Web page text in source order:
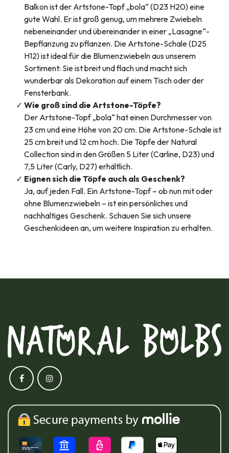
Balkon ist der Artstone-Topf „bola“ (D23 H20) eine
gute Wahl. Er ist groß genug, um mehrere Zwiebeln
nebeneinander und übereinander in einer „Lasagne“-
Bepflanzung zu pflanzen. Die Artstone-Schale (D25
H12) ist ideal für die Blumenzwiebeln aus unserem
Sortiment: Sie ist breit und flach und macht sich
wunderbar als Dekoration auf einem Tisch oder der
Fensterbank.
Wie groß sind die Artstone-Töpfe?
Der Artstone-Topf „bola“ hat einen Durchmesser von
23 cm und eine Höhe von 20 cm. Die Artstone-Schale ist
25 cm breit und 12 cm hoch. Die Töpfe der Natural
Collection sind in den Größen 5 Liter (Carline, D23) und
7,5 Liter (Carly, D27) erhältlich.
Eignen sich die Töpfe auch als Geschenk?
Ja, auf jeden Fall. Ein Artstone-Topf – ob nun mit oder
ohne Blumenzwiebeln – ist ein persönliches und
nachhaltiges Geschenk. Schauen Sie sich unsere
Geschenkideen an, um weitere Inspiration zu erhalten.